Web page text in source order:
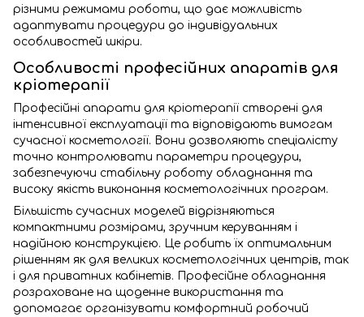
різними режимами роботи, що дає можливість
адаптувати процедури до індивідуальних
особливостей шкіри.
Особливості професійних апаратів для
кріотерапії
Професійні апарати для кріотерапії створені для
інтенсивної експлуатації та відповідають вимогам
сучасної косметології. Вони дозволяють спеціалісту
точно контролювати параметри процедури,
забезпечуючи стабільну роботу обладнання та
високу якість виконання косметологічних програм.
Більшість сучасних моделей відрізняються
компактними розмірами, зручним керуванням і
надійною конструкцією. Це робить їх оптимальним
рішенням як для великих косметологічних центрів, так
і для приватних кабінетів. Професійне обладнання
розраховане на щоденне використання та
допомагає організувати комфортний робочий